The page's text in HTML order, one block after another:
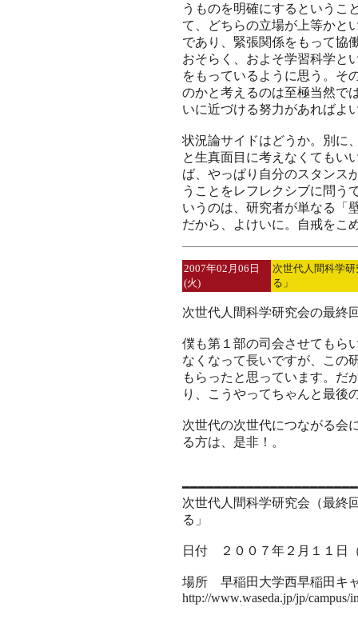
うものを明確にするというこ
て、どちらの立場が上等かと
であり、緊張関係をもって協
おそらく、およそ学習科学と
をもっているように思う。そ
のかと考えるのは至極当然で
いに近づける努力があればよ
状況論サイドはどうか。別に
と生真面目に考えなくてもい
ば、やっぱり自分のスタンス
うことをレフレクシブに問う
いうのは、研究者が単なる「
だから、よけいに。自戒をこ
2007年02月06日
(火)
次世代人間科学
る」
次世代人間科学研究会の最終
僕も第１部の司会させてもら
なくなって長いですが、この
もらったと思っています。だ
り、こうやってちゃんと最後
次世代の次世代につながる会
る方は、是非！。
次世代人間科学研究会（最終
る」
日付 ２００７年２月１１日
場所 早稲田大学西早稲田キ
http://www.waseda.jp/jp/campus/